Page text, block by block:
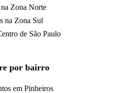
Zona Norte
na Zona Sul
de São Paulo
por bairro
em Pinheiros